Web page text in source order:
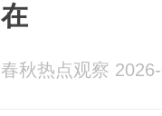
在
春秋热点观察